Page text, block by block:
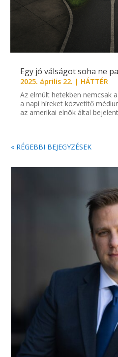
Egy jó válságot soha ne
2025. április 22. | HÁTTÉR
Az elmúlt hetekben nemcsak
a napi híreket közvetítő
az amerikai elnök által
« RÉGEBBI BEJEGYZÉSEK